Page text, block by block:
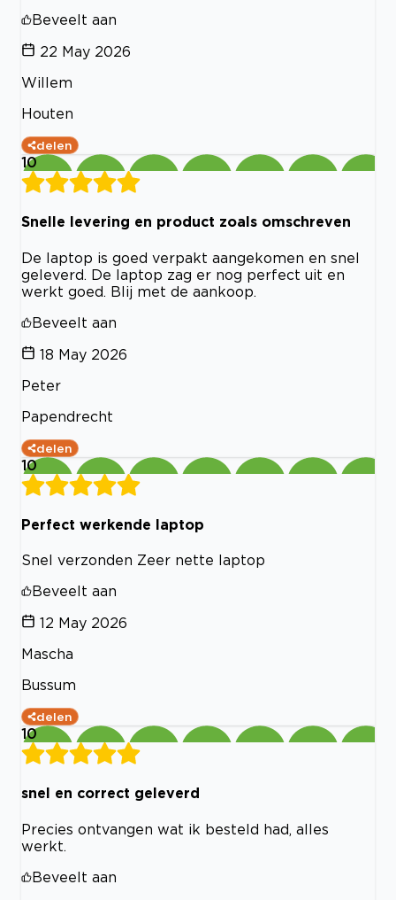
Beveelt aan
22 May 2026
Willem
Houten
delen
10
Snelle levering en product zoals omschreven
De laptop is goed verpakt aangekomen en snel
geleverd. De laptop zag er nog perfect uit en
werkt goed. Blij met de aankoop.
Beveelt aan
18 May 2026
Peter
Papendrecht
delen
10
Perfect werkende laptop
Snel verzonden Zeer nette laptop
Beveelt aan
12 May 2026
Mascha
Bussum
delen
10
snel en correct geleverd
Precies ontvangen wat ik besteld had, alles
werkt.
Beveelt aan